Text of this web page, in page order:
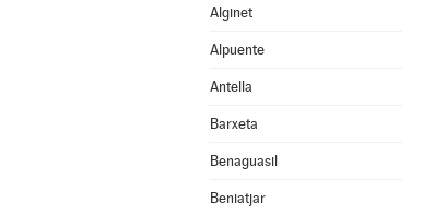
Alginet
Alpuente
Antella
Barxeta
Benaguasil
Beniatjar